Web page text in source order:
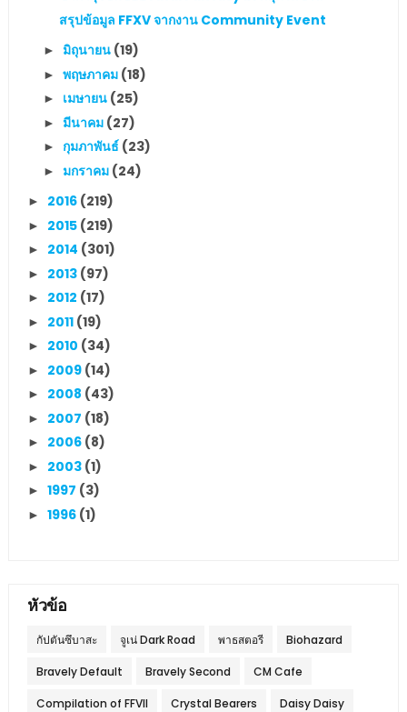
สรุปข้อมูล FFXV จากงาน Community Event
► มิถุนายน (19)
► พฤษภาคม (18)
► เมษายน (25)
► มีนาคม (27)
► กุมภาพันธ์ (23)
► มกราคม (24)
► 2016 (219)
► 2015 (219)
► 2014 (301)
► 2013 (97)
► 2012 (17)
► 2011 (19)
► 2010 (34)
► 2009 (14)
► 2008 (43)
► 2007 (18)
► 2006 (8)
► 2003 (1)
► 1997 (3)
► 1996 (1)
หัวข้อ
กัปตันซึบาสะ จูเน่ Dark Road พาธสตอรี Biohazard
Bravely Default Bravely Second CM Cafe
Compilation of FFVII Crystal Bearers Daisy Daisy